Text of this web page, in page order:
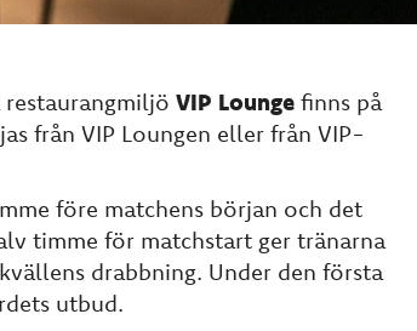
restaurangmiljö VIP Lounge finns på
från VIP Loungen eller från VIP-
före matchens början och det
timme för matchstart ger tränarna
drabbning. Under den första
utbud.